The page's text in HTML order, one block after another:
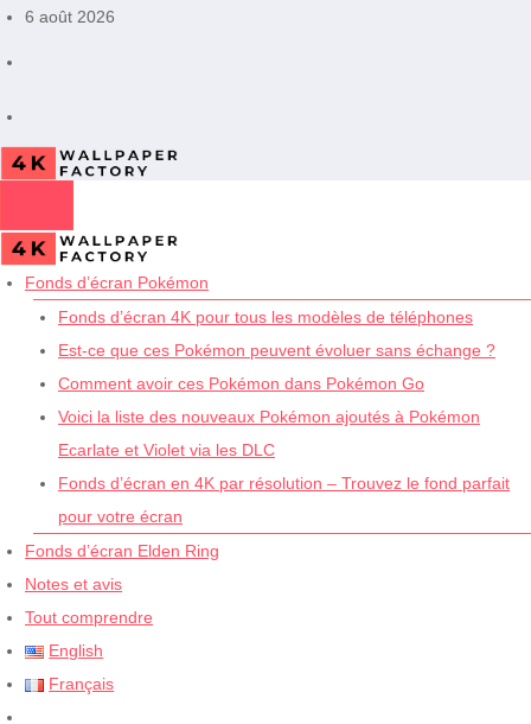
Aller6 août 2026
Fonds d’écran Pokémon
Fonds d’écran 4K pour tous les modèles de téléphones
Est-ce que ces Pokémon peuvent évoluer sans échange ?
Comment avoir ces Pokémon dans Pokémon Go
Voici la liste des nouveaux Pokémon ajoutés à Pokémon
Ecarlate et Violet via les DLC
Fonds d’écran en 4K par résolution – Trouvez le fond parfait
pour votre écran
Fonds d’écran Elden Ring
Notes et avis
Tout comprendre
English
Français